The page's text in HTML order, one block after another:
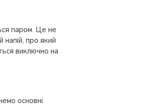
паром. Це не
напій, про який
виключно на
основні